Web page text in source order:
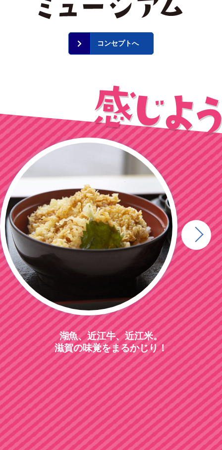
コンセプトへ
湖魚、近江牛、近江米。
滋賀の味覚をまるかじり！